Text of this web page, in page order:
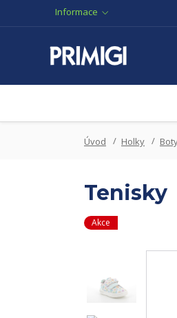
Informace
Úvod Holky
Tenisky
Akce